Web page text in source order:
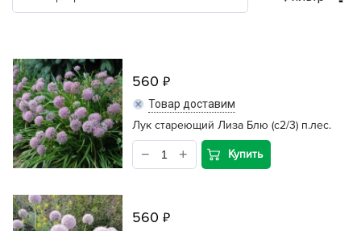
560
Товар доставим
Лук стареющий Лиза Блю (с2/3) п.лес.
Купить
560